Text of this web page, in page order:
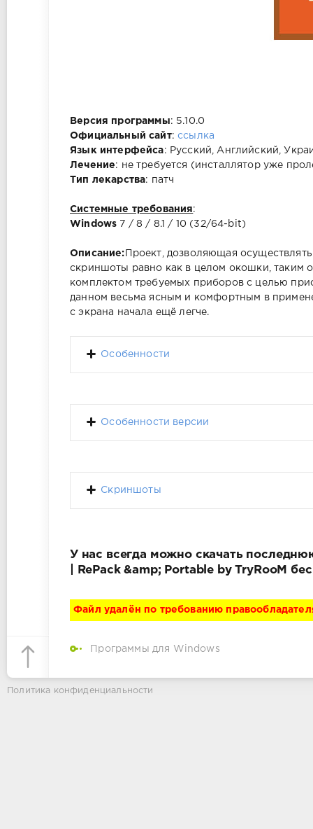
Версия программы: 5.10.0
Официальный сайт:ссылка
Язык интерфейса: Русский, Английский,
Лечение: не требуется (инсталлятор уже
Тип лекарства: патч
Системные требования:
Windows 7 / 8 / 8.1 / 10 (32/64-bit)
Описание: Проект, дозволяющая
скриншоты равно как в целом окошки, таким
комплектом требуемых приборов с целью
данном весьма ясным и комфортным в
с экрана начала ещё легче.
Особенности
Особенности версии
Скриншоты
У нас всегда можно скачать
| RePack &amp; Portable by TryRooM
Файл удалён по требованию
Программы для Windows
Политика конфиденциальности